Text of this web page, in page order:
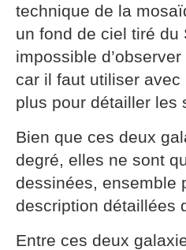
technique de la
un fond de ciel tiré du
impossible
car il faut utiliser
plus pour détailler les
Bien que ces deux
degré, elles ne sont
dessinées, ensemble
description détaillées
Entre ces deux